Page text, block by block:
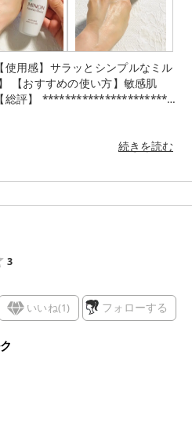
使用感】サラッとシンプルなミル
【おすすめの使い方】敏感肌
【総評】 **********************
ミノカプロン酸)と植物性有効成
、角質層をやわらげ、みずみず
タイプで衛生的、ミルクは柔ら
ます、入浴剤や保湿のローショ
は薬用アクネケアという事で、
して使ってもらいました、子供
＊ … * … ＊ … * …＊
続きを読む
3
いいね(1) フォローする